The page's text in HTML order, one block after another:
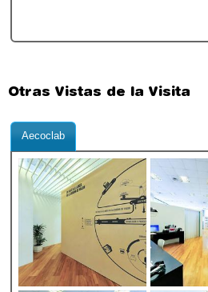
Otras Vistas de la Visita
Aecoclab